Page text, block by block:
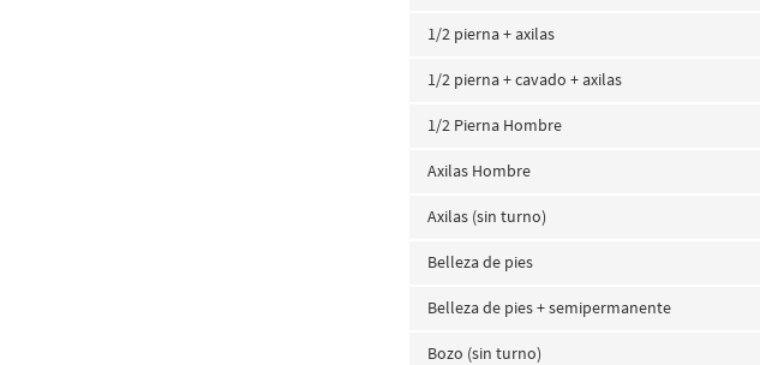
1/2 pierna + axilas
1/2 pierna + cavado + axilas
1/2 Pierna Hombre
Axilas Hombre
Axilas (sin turno)
Belleza de pies
Belleza de pies + semipermanente
Bozo (sin turno)